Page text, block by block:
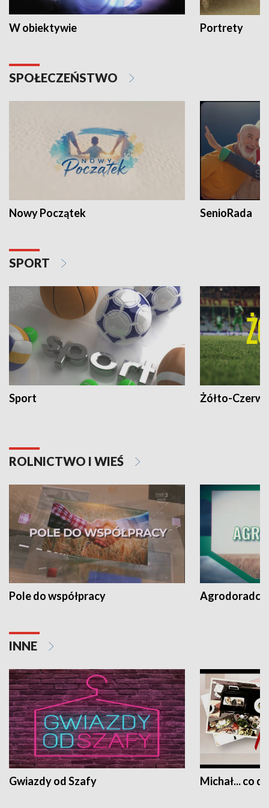
W obiektywie Portrety
SPOŁECZEŃSTWO
Nowy Początek SenioRada
SPORT
Sport Żółto-
ROLNICTWO I WIEŚ
Pole do współpracy Agrodoradcy
INNE
Gwiazdy od Szafy Michał... co